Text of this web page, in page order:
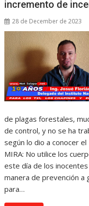
incremento de
28 de December de 2023
de plagas forestales,
de control, y no se ha
según lo dio a conocer el
MIRA: No utilice los
este día de los
manera de prevención a
para…